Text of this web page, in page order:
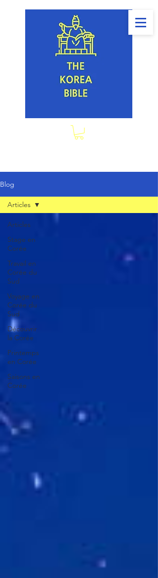
Blog
Articles
Stage en
Corée
Travail en
Corée du
Sud
Voyage en
Corée du
Sud
Découvrir
la Corée
Printemps
en Corée
Saisons en
Corée
Articles